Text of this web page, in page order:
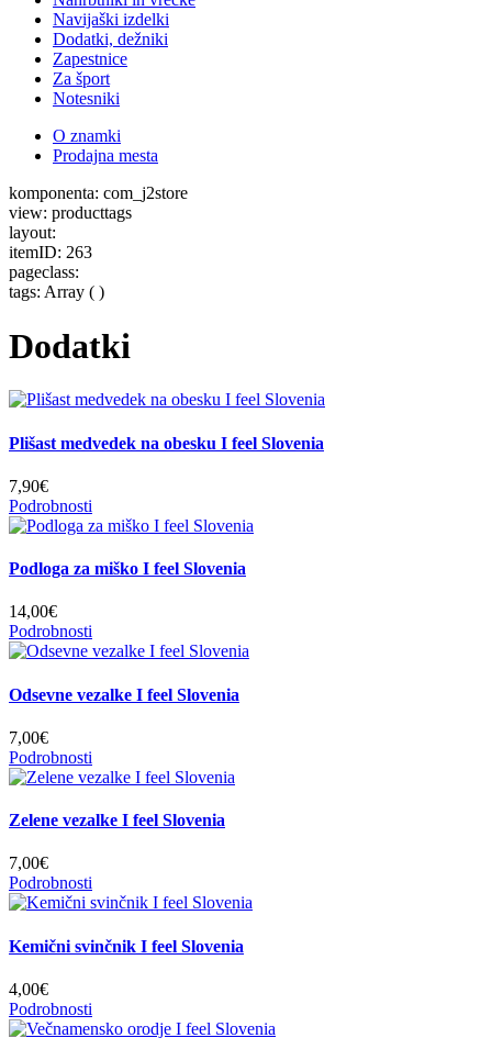
Navijaški izdelki
Dodatki, dežniki
Zapestnice
Za šport
Notesniki
O znamki
Prodajna mesta
komponenta: com_j2store
view: producttags
layout:
itemID: 263
pageclass:
tags: Array ( )
Dodatki
Plišast medvedek na obesku I feel Slovenia
7,90€
Podrobnosti
Podloga za miško I feel Slovenia
14,00€
Podrobnosti
Odsevne vezalke I feel Slovenia
7,00€
Podrobnosti
Zelene vezalke I feel Slovenia
7,00€
Podrobnosti
Kemični svinčnik I feel Slovenia
4,00€
Podrobnosti